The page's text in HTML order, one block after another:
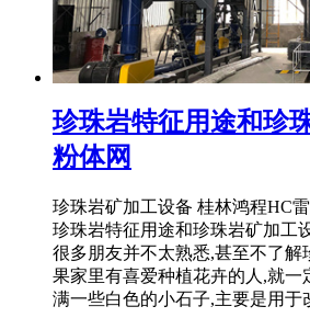
珍珠岩特征用途和珍
粉体网
珍珠岩矿加工设备 桂林鸿程HC
珍珠岩特征用途和珍珠岩矿加工
很多朋友并不太熟悉,甚至不了解
果家里有喜爱种植花卉的人,就一
满一些白色的小石子,主要是用于